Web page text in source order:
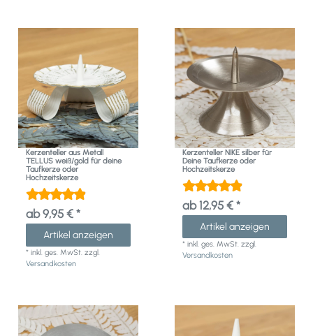
Kerzenteller aus Metall
TELLUS weiß/gold für deine
Taufkerze oder
Hochzeitskerze
ab 9,95 € *
Artikel anzeigen
*inkl. ges. MwSt. zzgl.
Versandkosten
Kerzenteller NIKE silber für
Deine Taufkerze oder
Hochzeitskerze
ab 12,95 € *
Artikel anzeigen
*inkl. ges. MwSt. zzgl.
Versandkosten